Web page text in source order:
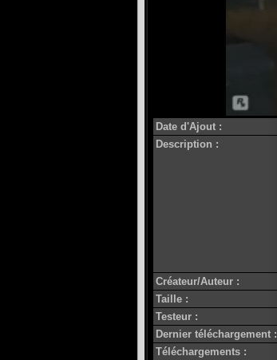
Date d'Ajout :
Description :
Créateur/Auteur :
Taille :
Testeur :
Dernier téléchargement :
Téléchargements :